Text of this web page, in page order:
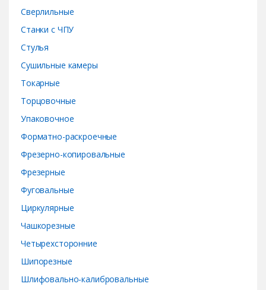
Сверлильные
Станки с ЧПУ
Стулья
Сушильные камеры
Токарные
Торцовочные
Упаковочное
Форматно-раскроечные
Фрезерно-копировальные
Фрезерные
Фуговальные
Циркулярные
Чашкорезные
Четырехсторонние
Шипорезные
Шлифовально-калибровальные